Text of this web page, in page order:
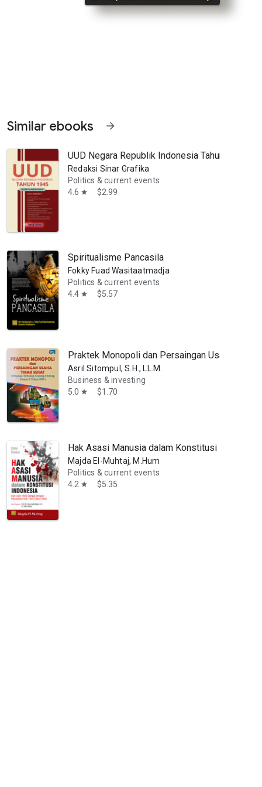
secara humanis dan pendekatan kesejahteraan.” Jenderal
Similar ebooks arrow_forward
UUD Negara Republik Indonesia Tahun 1945
Redaksi Sinar Grafika
Politics & current events
4.6 star $2.99
Spiritualisme Pancasila
Fokky Fuad Wasitaatmadja
Politics & current events
4.4 star $5.57
Praktek Monopoli dan Persaingan Usaha Tidak
Asril Sitompul, S.H., LL.M.
Business & investing
5.0 star $1.70
Hak Asasi Manusia dalam Konstitusi Indonesia
Majda El-Muhtaj, M.Hum
Politics & current events
4.2 star $5.35